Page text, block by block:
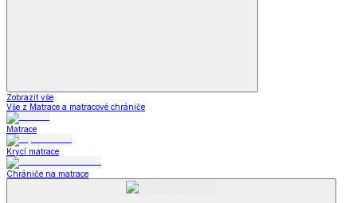
Zobrazit vše
Vše z Matrace a matracové chrániče
Matrace
Krycí matrace
Chrániče na matrace